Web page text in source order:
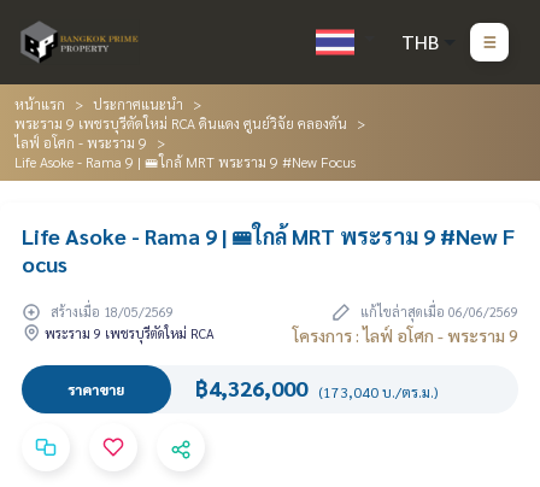
THB
หน้าแรก
ประกาศแนะนำ
พระราม 9 เพชรบุรีตัดใหม่ RCA ดินแดง ศูนย์วิจัย คลองตัน
ไลฟ์ อโศก - พระราม 9
Life Asoke - Rama 9 | 🚝ใกล้ MRT พระราม 9 #New Focus
Life Asoke - Rama 9 | 🚝ใกล้ MRT พระราม 9 #New F
ocus
สร้างเมื่อ 18/05/2569
แก้ไขล่าสุดเมื่อ 06/06/2569
พระราม 9 เพชรบุรีตัดใหม่ RCA
โครงการ : ไลฟ์ อโศก - พระราม 9
ราคาขาย ฿4,326,000 (173,040 บ./ตร.ม.)